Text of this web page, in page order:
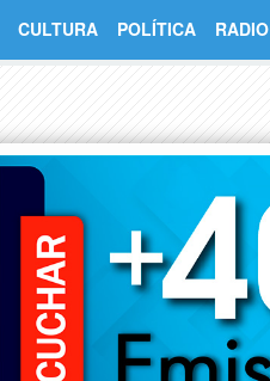
CULTURA POLÍTICA RADIO